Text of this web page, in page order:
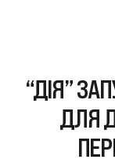
“ДІЯ”
ДЛЯ